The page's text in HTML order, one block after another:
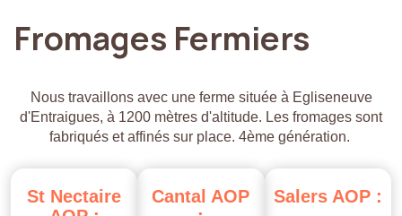
Fromages Fermiers
Nous travaillons avec une ferme située à Egliseneuve
d'Entraigues, à 1200 mètres d'altitude. Les fromages sont
fabriqués et affinés sur place. 4ème génération.
St Nectaire
Cantal AOP
Salers AOP :